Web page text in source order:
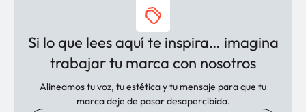
Si lo que lees aquí te inspira… imagina
trabajar tu marca con nosotros
Alineamos tu voz, tu estética y tu mensaje para que tu
marca deje de pasar desapercibida.